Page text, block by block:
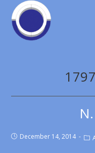
December 14, 2014